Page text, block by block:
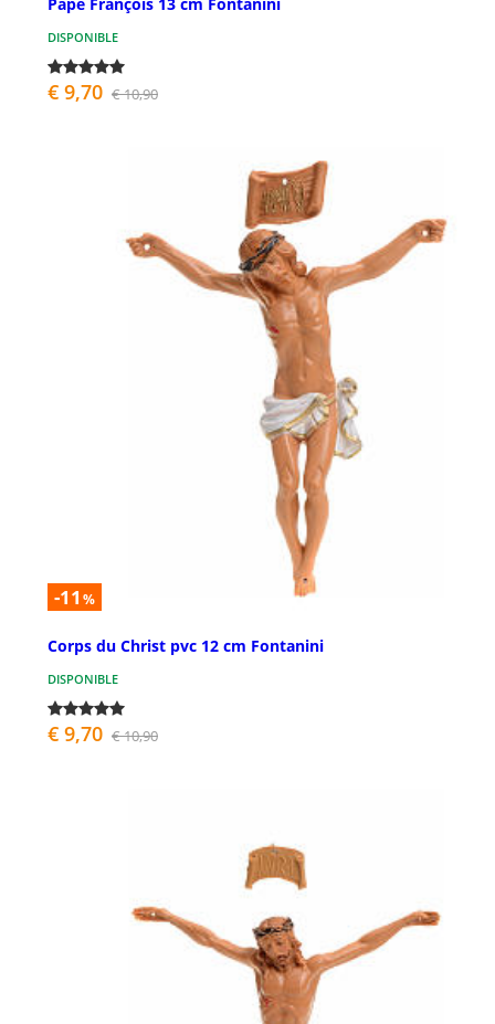
DISPONIBLE
€ 9,70 € 10,90
-11 %
Corps du Christ pvc 12 cm Fontanini
DISPONIBLE
€ 9,70 € 10,90